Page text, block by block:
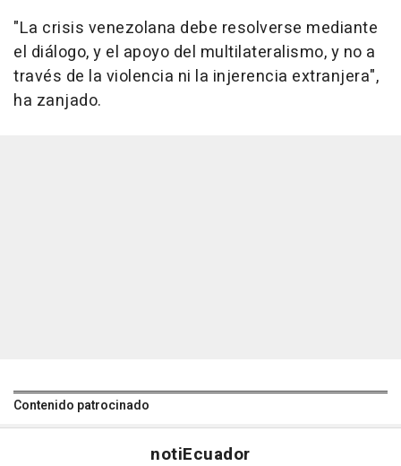
"La crisis venezolana debe resolverse mediante
el diálogo, y el apoyo del multilateralismo, y no a
través de la violencia ni la injerencia extranjera",
ha zanjado.
Contenido patrocinado
notiEcuador